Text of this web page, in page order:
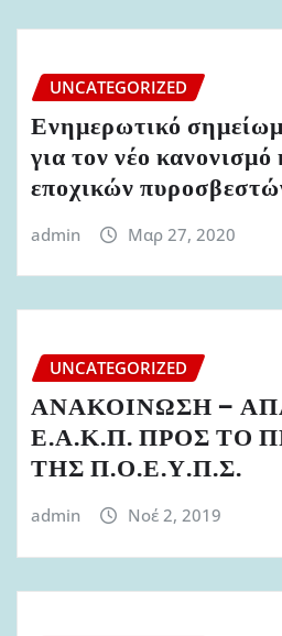
UNCATEGORIZED
Ενημερωτικό
για τον νέο
εποχικών
admin Μαρ 27, 2020
UNCATEGORIZED
ΑΝΑΚΟΙΝΩΣΗ –
Ε.Α.Κ.Π. ΠΡΟΣ ΤΟ
ΤΗΣ Π.Ο.Ε.Υ.Π.Σ.
admin Νοέ 2, 2019